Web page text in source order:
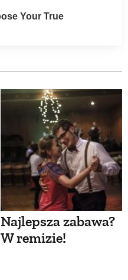
Najlepsza zabawa?
W remizie!